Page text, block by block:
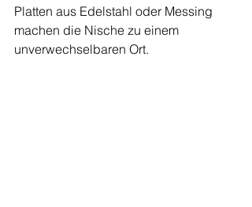
Platten aus Edelstahl oder Messing
machen die Nische zu einem
unverwechselbaren Ort.